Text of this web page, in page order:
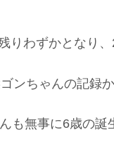
りわずかとなり、
ンちゃんの記録か
も無事に6歳の誕